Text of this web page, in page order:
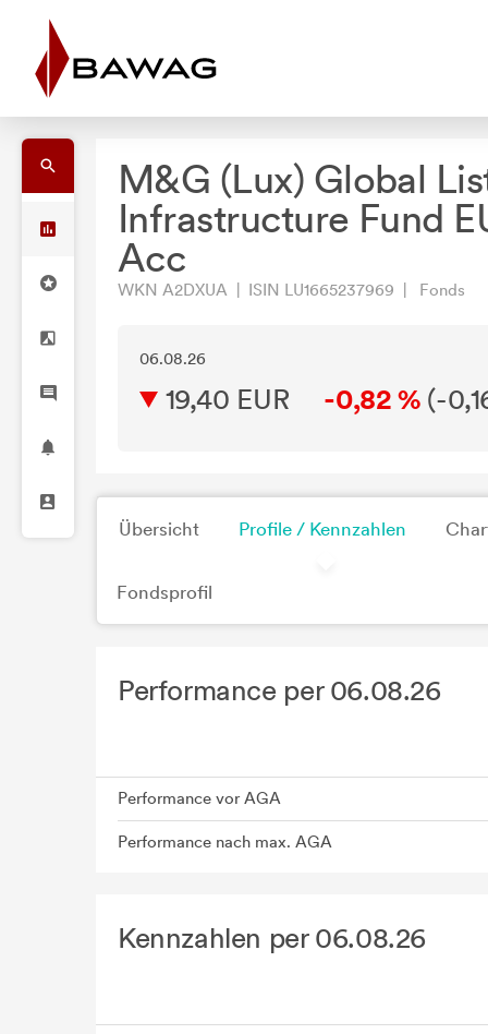
M&G (Lux) Global
Infrastructure Fund
Acc
WKN A2DXUA | ISIN LU1665237969 | Fonds
06.08.26
19,40 EUR -0,82 % (-
Übersicht Profile / Kennzahlen
Fondsprofil
Performance per 06.08.26
Performance vor AGA
Performance nach max. AGA
Kennzahlen per 06.08.26